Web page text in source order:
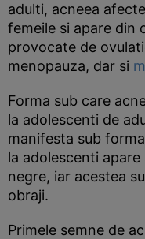
adulti, acneea
femeile si apare din
provocate de
menopauza, dar si
Forma sub care
la adolescenti de
manifesta sub
la adolescenti
negre, iar acestea
obraji.
Primele semne de